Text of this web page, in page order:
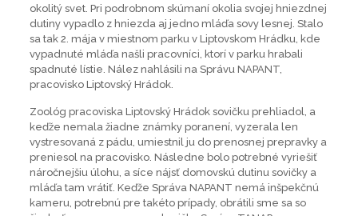
okolitý svet. Pri podrobnom skúmaní okolia svojej hniezdnej
dutiny vypadlo z hniezda aj jedno mláďa sovy lesnej. Stalo
sa tak 2. mája v miestnom parku v Liptovskom Hrádku, kde
vypadnuté mláďa našli pracovníci, ktorí v parku hrabali
spadnuté lístie. Nález nahlásili na Správu NAPANT,
pracovisko Liptovský Hrádok.
Zoológ pracoviska Liptovský Hrádok sovičku prehliadol, a
keďže nemala žiadne známky poranení, vyzerala len
vystresovaná z pádu, umiestnil ju do prenosnej prepravky a
preniesol na pracovisko. Následne bolo potrebné vyriešiť
náročnejšiu úlohu, a síce nájsť domovskú dutinu sovičky a
mláďa tam vrátiť. Keďže Správa NAPANT nemá inšpekčnú
kameru, potrebnú pre takéto prípady, obrátili sme sa so